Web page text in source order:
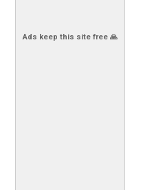
Ads keep this site free 🙏